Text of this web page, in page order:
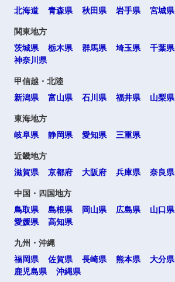
北海道
青森県 秋田県 岩手県 宮城県
関東地方
茨城県
栃木県 群馬県 埼玉県 千葉県
神奈川県
甲信越・北陸
新潟県
富山県 石川県 福井県 山梨県
東海地方
岐阜県
静岡県 愛知県 三重県
近畿地方
滋賀県
京都府 大阪府 兵庫県 奈良県
中国・四国地方
鳥取県
島根県 岡山県 広島県 山口県
愛媛県
高知県
九州・沖縄
福岡県
佐賀県 長崎県 熊本県 大分県
鹿児島県
沖縄県